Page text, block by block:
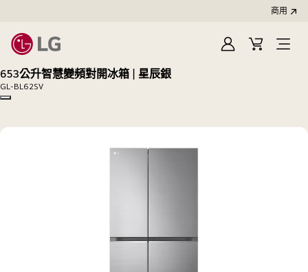
商用
登
購
開
653公升智慧變頻對開冰箱｜星辰銀
GL-BL62SV
Copy model name